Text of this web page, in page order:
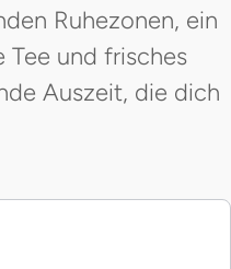
Ruhezonen, ein
Tee und frisches
Auszeit, die dich